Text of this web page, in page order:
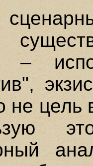
–
не цель